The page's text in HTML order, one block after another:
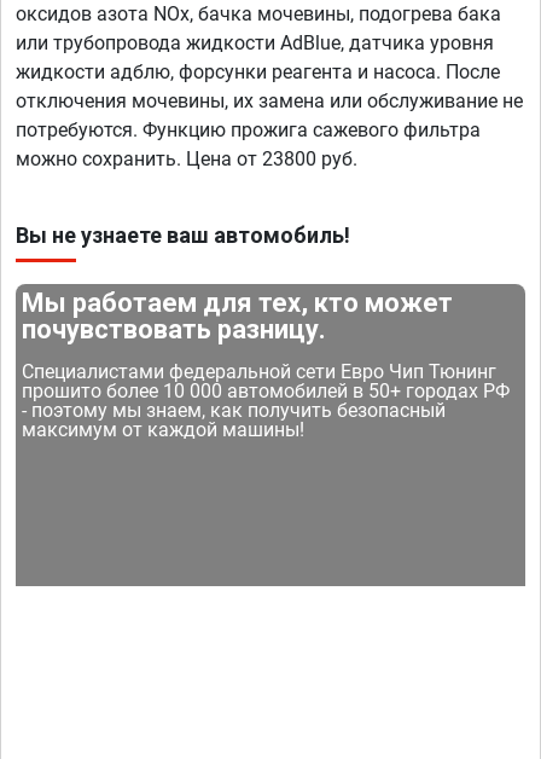
оксидов азота NOx, бачка мочевины, подогрева бака
или трубопровода жидкости AdBlue, датчика уровня
жидкости адблю, форсунки реагента и насоса. После
отключения мочевины, их замена или обслуживание не
потребуются. Функцию прожига сажевого фильтра
можно сохранить. Цена от 23800 руб.
Вы не узнаете ваш автомобиль!
Мы работаем для тех, кто может
почувствовать разницу.
Специалистами федеральной сети Евро Чип Тюнинг
прошито более 10 000 автомобилей в 50+ городах РФ
- поэтому мы знаем, как получить безопасный
максимум от каждой машины!